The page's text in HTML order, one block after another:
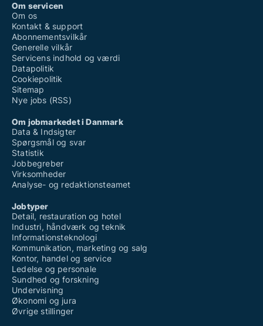
Om servicen
Om os
Kontakt & support
Abonnementsvilkår
Generelle vilkår
Servicens indhold og værdi
Datapolitik
Cookiepolitik
Sitemap
Nye jobs (RSS)
Om jobmarkedet i Danmark
Data & Indsigter
Spørgsmål og svar
Statistik
Jobbegreber
Virksomheder
Analyse- og redaktionsteamet
Jobtyper
Detail, restauration og hotel
Industri, håndværk og teknik
Informationsteknologi
Kommunikation, marketing og salg
Kontor, handel og service
Ledelse og personale
Sundhed og forskning
Undervisning
Økonomi og jura
Øvrige stillinger